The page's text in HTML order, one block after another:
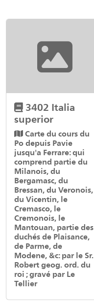
3402 Italia
superior
Carte du cours du
Po depuis Pavie
jusqu'a Ferrare: qui
comprend partie du
Milanois, du
Bergamasc, du
Bressan, du Veronois,
du Vicentin, le
Cremasco, le
Cremonois, le
Mantouan, partie des
duchés de Plaisance,
de Parme, de
Modene, &c: par le Sr.
Robert geog. ord. du
roi ; gravé par Le
Tellier